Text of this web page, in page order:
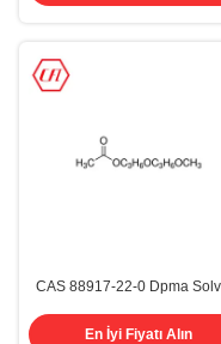
CAS 88917-22-0 Dpma
En İyi Fiyatı Alın